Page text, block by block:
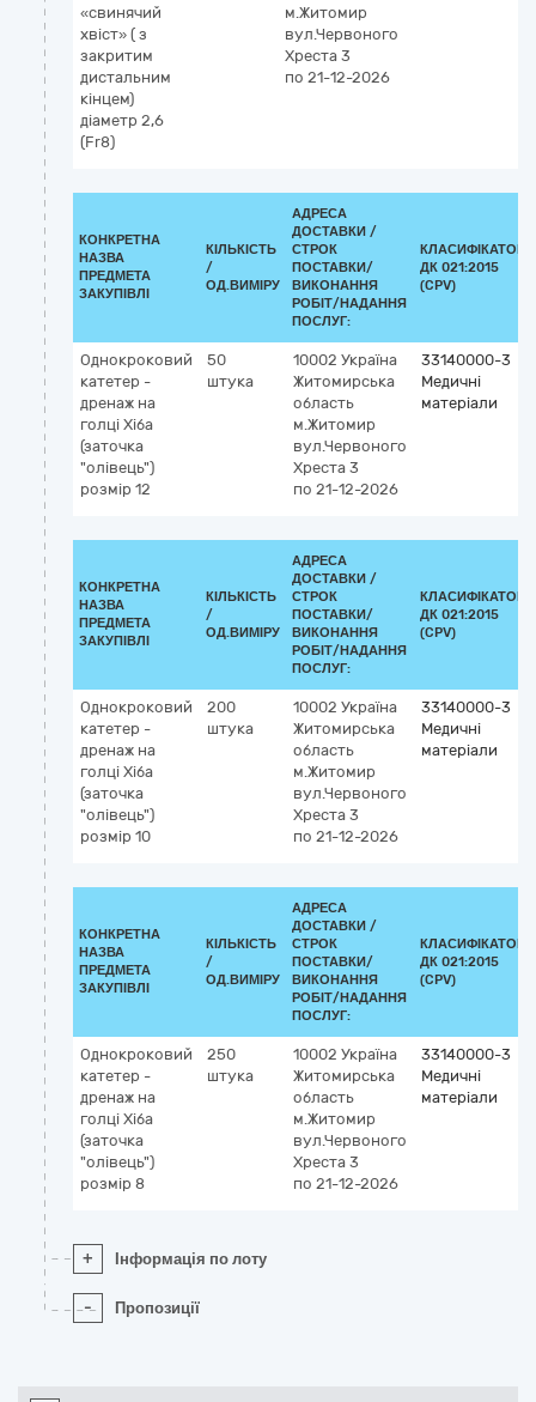
«свинячий
хвіст» ( з
закритим
дистальним
кінцем)
діаметр 2,6
(Fr8)
м.Житомир
вул.Червоного
Хреста 3
по 21-12-2026
КОНКРЕТНА
НАЗВА
ПРЕДМЕТА
ЗАКУПІВЛІ
КІЛЬКІСТЬ
/
ОД.ВИМІРУ
АДРЕСА
ДОСТАВКИ /
СТРОК
ПОСТАВКИ/
ВИКОНАННЯ
РОБІТ/НАДАННЯ
ПОСЛУГ:
КЛАСИФІКАТОР
ДК 021:2015
(CPV)
Однокроковий
катетер -
дренаж на
голці Хіба
(заточка
"олівець")
розмір 12
50
штука
10002 Україна
Житомирська
область
м.Житомир
вул.Червоного
Хреста 3
по 21-12-2026
33140000-3
Медичні
матеріали
КОНКРЕТНА
НАЗВА
ПРЕДМЕТА
ЗАКУПІВЛІ
КІЛЬКІСТЬ
/
ОД.ВИМІРУ
АДРЕСА
ДОСТАВКИ /
СТРОК
ПОСТАВКИ/
ВИКОНАННЯ
РОБІТ/НАДАННЯ
ПОСЛУГ:
КЛАСИФІКАТОР
ДК 021:2015
(CPV)
Однокроковий
катетер -
дренаж на
голці Хіба
(заточка
"олівець")
розмір 10
200
штука
10002 Україна
Житомирська
область
м.Житомир
вул.Червоного
Хреста 3
по 21-12-2026
33140000-3
Медичні
матеріали
КОНКРЕТНА
НАЗВА
ПРЕДМЕТА
ЗАКУПІВЛІ
КІЛЬКІСТЬ
/
ОД.ВИМІРУ
АДРЕСА
ДОСТАВКИ /
СТРОК
ПОСТАВКИ/
ВИКОНАННЯ
РОБІТ/НАДАННЯ
ПОСЛУГ:
КЛАСИФІКАТОР
ДК 021:2015
(CPV)
Однокроковий
катетер -
дренаж на
голці Хіба
(заточка
"олівець")
розмір 8
250
штука
10002 Україна
Житомирська
область
м.Житомир
вул.Червоного
Хреста 3
по 21-12-2026
33140000-3
Медичні
матеріали
+ Інформація по лоту
- Пропозиції